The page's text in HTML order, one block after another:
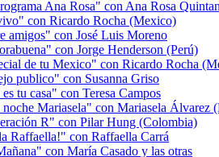
Ana Rosa" con Ana Rosa
con Ricardo Rocha (Mexico)
amigos" con José Luis Moreno
con Jorge Henderson (Perú)
de tu Mexico" con Ricardo Rocha
publico" con Susanna Griso
tu casa" con Teresa Campos
noche Mariasela" con Mariasela Álvarez
R" con Pilar Hung (Colombia)
Raffaella!" con Raffaella Carrá
con María Casado y las otras